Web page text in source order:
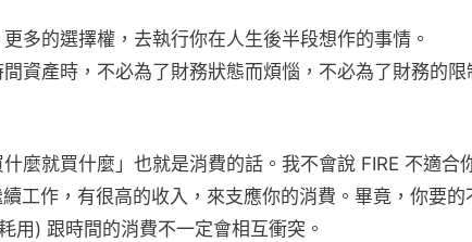
多的選擇權，去執行你在人生後半段想作的事情。
資產時，不必為了財務狀態而煩惱，不必為了財務的
麼就買什麼」也就是消費的話。我不會說 FIRE 不適合
工作，有很高的收入，來支應你的消費。畢竟，你要
用) 跟時間的消費不一定會相互衝突。